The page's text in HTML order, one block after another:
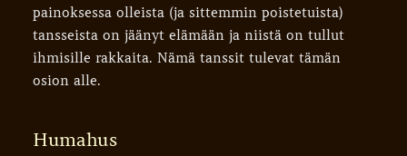
painoksessa olleista (ja sittemmin poistetuista)
tansseista on jäänyt elämään ja niistä on tullut
ihmisille rakkaita. Nämä tanssit tulevat tämän
osion alle.
Humahus